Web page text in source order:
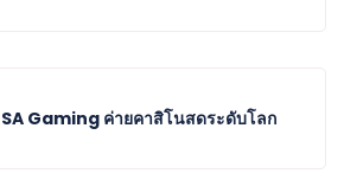
SA Gaming ค่ายคาสิโนสดระดับโลก